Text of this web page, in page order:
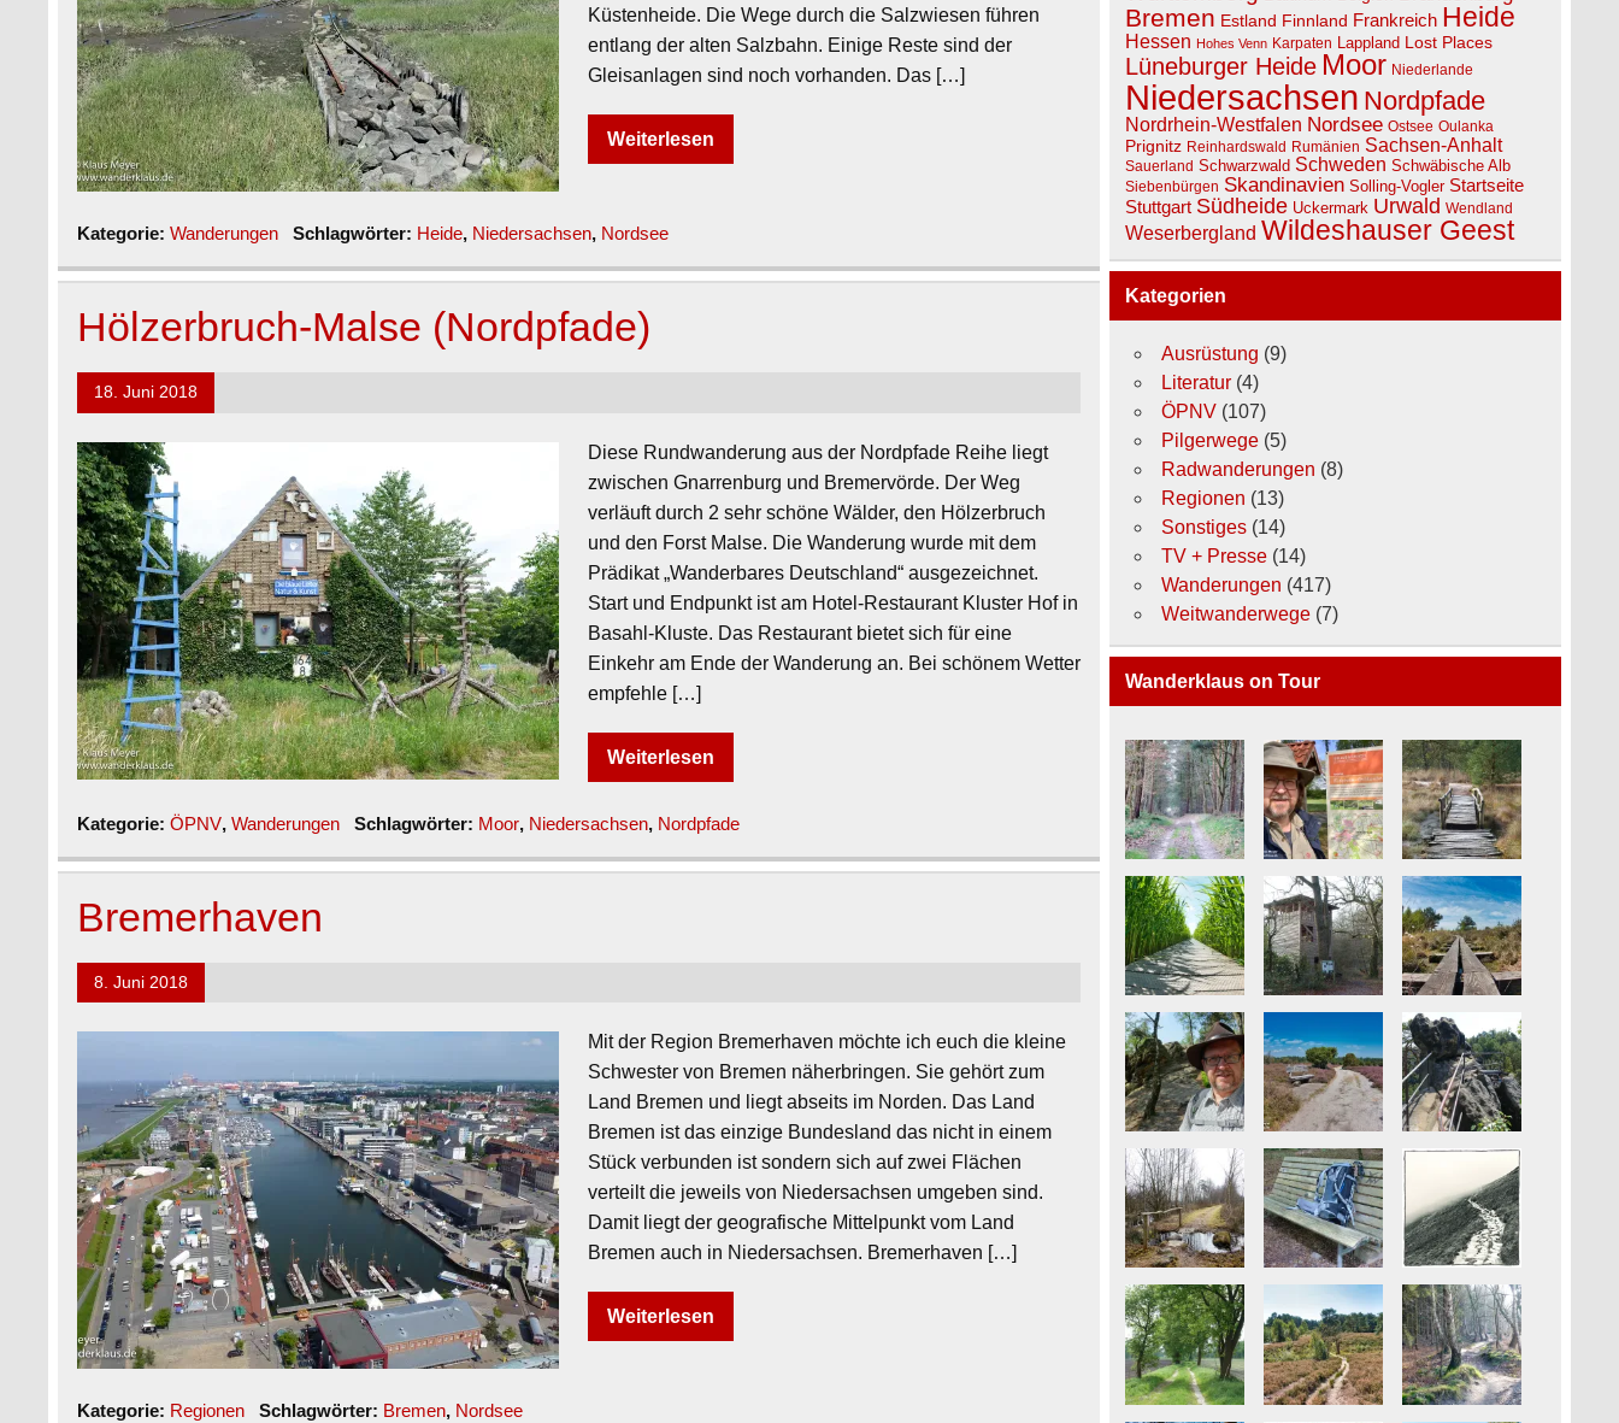
Küstenheide. Die Wege durch die Salzwiesen führen
entlang der alten Salzbahn. Einige Reste sind der
Gleisanlagen sind noch vorhanden. Das […]
Weiterlesen
Kategorie:Wanderungen Schlagwörter: Heide, Niedersachsen, Nordsee
Hölzerbruch-Malse (Nordpfade)
18. Juni 2018
Diese Rundwanderung aus der Nordpfade Reihe liegt
zwischen Gnarrenburg und Bremervörde. Der Weg
verläuft durch 2 sehr schöne Wälder, den Hölzerbruch
und den Forst Malse. Die Wanderung wurde mit dem
Prädikat „Wanderbares Deutschland“ ausgezeichnet.
Start und Endpunkt ist am Hotel-Restaurant Kluster Hof in
Basahl-Kluste. Das Restaurant bietet sich für eine
Einkehr am Ende der Wanderung an. Bei schönem Wetter
empfehle […]
Weiterlesen
Kategorie:ÖPNV,Wanderungen Schlagwörter: Moor, Niedersachsen, Nordpfade
Bremerhaven
8. Juni 2018
Mit der Region Bremerhaven möchte ich euch die kleine
Schwester von Bremen näherbringen. Sie gehört zum
Land Bremen und liegt abseits im Norden. Das Land
Bremen ist das einzige Bundesland das nicht in einem
Stück verbunden ist sondern sich auf zwei Flächen
verteilt die jeweils von Niedersachsen umgeben sind.
Damit liegt der geografische Mittelpunkt vom Land
Bremen auch in Niedersachsen. Bremerhaven […]
Weiterlesen
Kategorie: Regionen Schlagwörter: Bremen, Nordsee
Bremen Estland Finnland Frankreich Heide
Hessen Hohes Venn Karpaten Lappland Lost Places
Lüneburger Heide Moor Niederlande
Niedersachsen Nordpfade
Nordrhein-Westfalen Nordsee Ostsee Oulanka
Prignitz Reinhardswald Rumänien Sachsen-Anhalt
Sauerland Schwarzwald Schweden Schwäbische Alb
Siebenbürgen Skandinavien Solling-Vogler Startseite
Stuttgart Südheide Uckermark Urwald Wendland
Weserbergland Wildeshauser Geest
Kategorien
Ausrüstung (9)
Literatur (4)
ÖPNV (107)
Pilgerwege (5)
Radwanderungen (8)
Regionen (13)
Sonstiges (14)
TV + Presse (14)
Wanderungen (417)
Weitwanderwege (7)
Wanderklaus on Tour